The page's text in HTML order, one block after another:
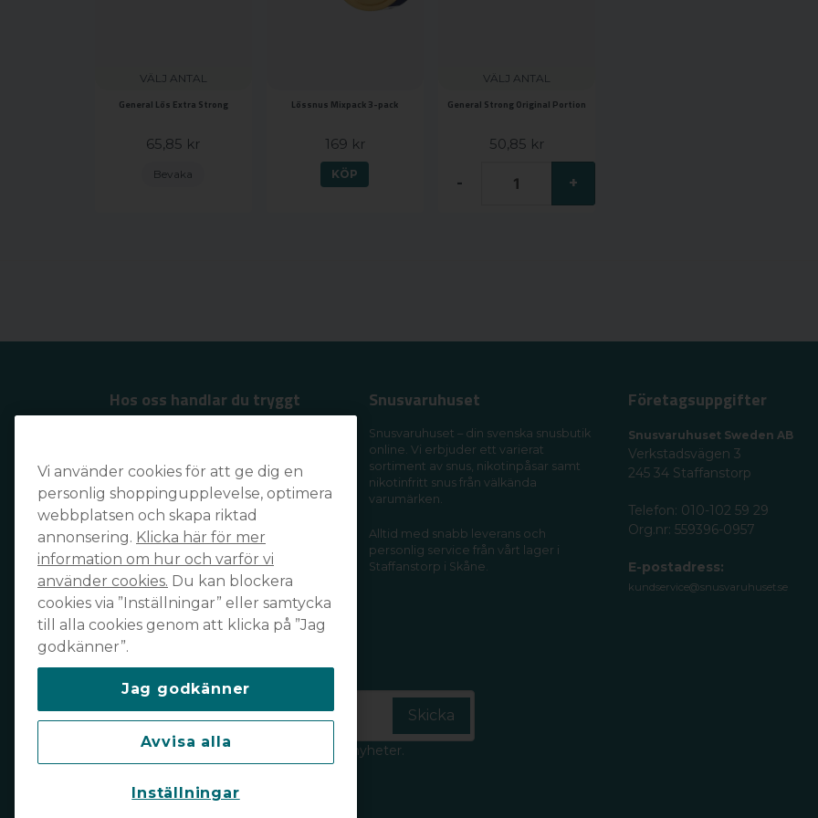
VÄLJ ANTAL
General Lös Extra Strong
65,85 kr
Bevaka
Lössnus Mixpack 3-pack
169 kr
KÖP
VÄLJ ANTAL
General Strong Original Portion
50,85 kr
- +
Hos oss handlar du tryggt
av din favoritleverantör!
Snusvaruhuset
Snusvaruhuset – din svenska snusbutik
online. Vi erbjuder ett varierat
sortiment av snus, nikotinpåsar samt
nikotinfritt snus från välkända
varumärken.
Alltid med snabb leverans och
personlig service från vårt lager i
Staffanstorp i Skåne.
Företagsuppgifter
Snusvaruhuset Sweden AB
Verkstadsvägen 3
245 34 Staffanstorp
Telefon: 010-102 59 29
Org.nr: 559396-0957
E-postadress:
kundservice@snusvaruhuset.se
Prenumerera på vårt nyhetsbrev
email
Mejladress Skicka
Håll dig uppdaterad och ta del av våra nyheter.
Läs vår integritetspolicyhär.
Vi använder cookies för att ge dig en
personlig shoppingupplevelse, optimera
webbplatsen och skapa riktad
annonsering. Klicka här för mer
information om hur och varför vi
använder cookies. Du kan blockera
cookies via ”Inställningar” eller samtycka
till alla cookies genom att klicka på ”Jag
godkänner”.
Jag godkänner
Avvisa alla
Inställningar